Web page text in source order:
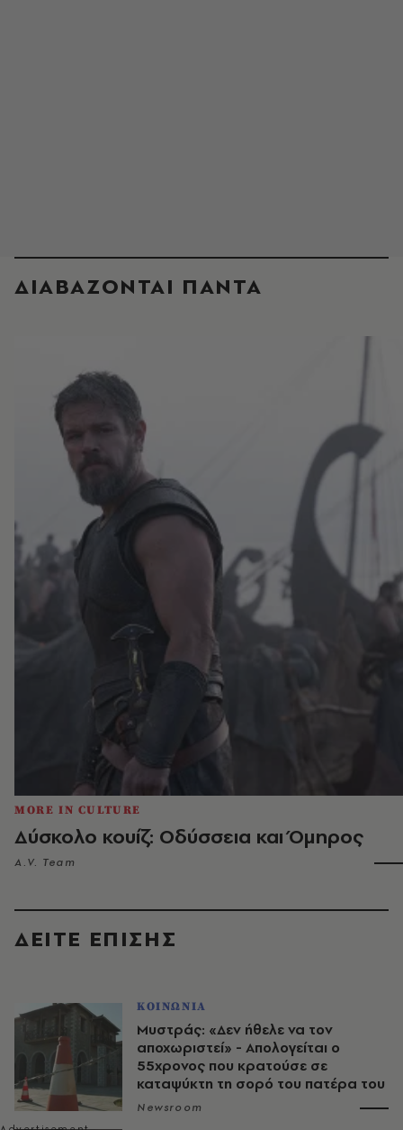
ΔΙΑΒΑΖΟΝΤΑΙ ΠΑΝΤΑ
MORE IN CULTURE
Δύσκολο κουίζ: Οδύσσεια και Όμηρος
A.V. Team
ΔΕΙΤΕ ΕΠΙΣΗΣ
ΚΟΙΝΩΝΙΑ
Μυστράς: «Δεν ήθελε να τον
αποχωριστεί» - Απολογείται ο
55χρονος που κρατούσε σε
καταψύκτη τη σορό του πατέρα του
Newsroom